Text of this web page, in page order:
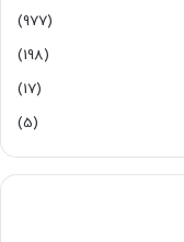
(977)
(198)
(17)
(5)